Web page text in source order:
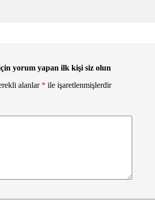
yorum yapan ilk kişi siz olun
alanlar * ile işaretlenmişlerdir